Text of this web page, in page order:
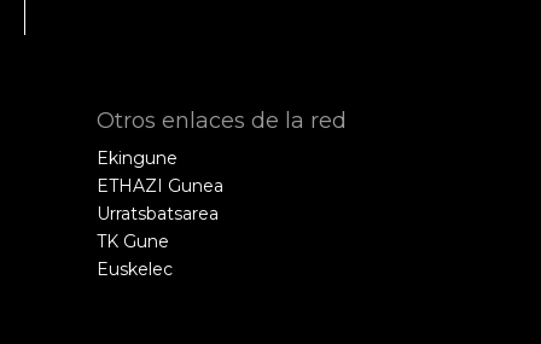
Otros enlaces de la red
Ekingune
ETHAZI Gunea
Urratsbatsarea
TK Gune
Euskelec